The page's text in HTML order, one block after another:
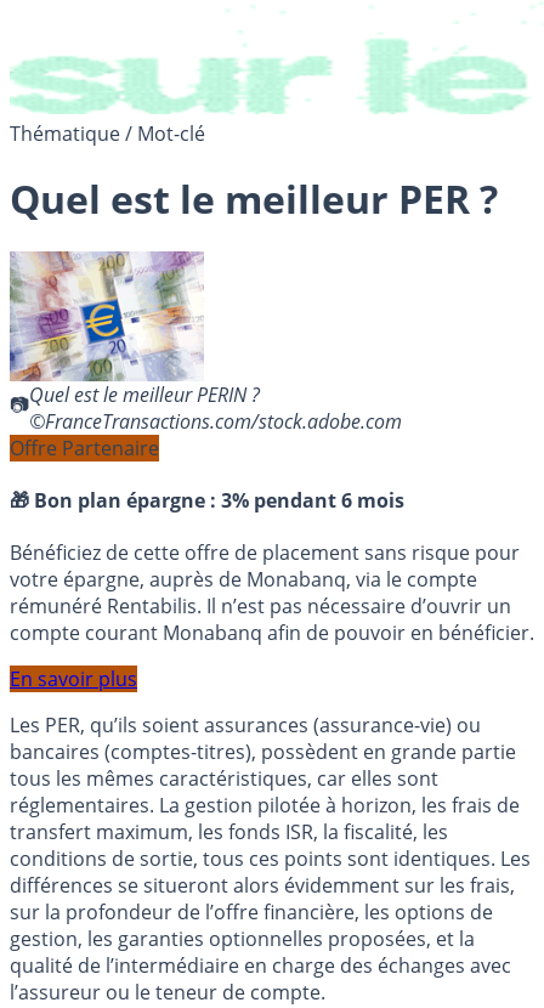
Thématique / Mot-clé
Quel est le meilleur PER ?
Quel est le meilleur PERIN ?
©FranceTransactions.com/stock.adobe.com
Offre Partenaire
🎁 Bon plan épargne : 3% pendant 6 mois
Bénéficiez de cette offre de placement sans risque pour
votre épargne, auprès de Monabanq, via le compte
rémunéré Rentabilis. Il n’est pas nécessaire d’ouvrir un
compte courant Monabanq afin de pouvoir en bénéficier.
En savoir plus
Les PER, qu’ils soient assurances (assurance-vie) ou
bancaires (comptes-titres), possèdent en grande partie
tous les mêmes caractéristiques, car elles sont
réglementaires. La gestion pilotée à horizon, les frais de
transfert maximum, les fonds ISR, la fiscalité, les
conditions de sortie, tous ces points sont identiques. Les
différences se situeront alors évidemment sur les frais,
sur la profondeur de l’offre financière, les options de
gestion, les garanties optionnelles proposées, et la
qualité de l’intermédiaire en charge des échanges avec
l’assureur ou le teneur de compte.